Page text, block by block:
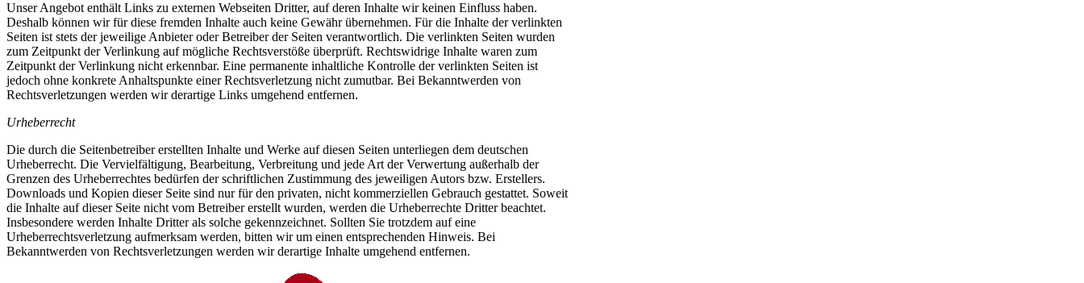
Unser Angebot enthält Links zu externen Webseiten Dritter, auf deren Inhalte wir keinen Einfluss haben.
Deshalb können wir für diese fremden Inhalte auch keine Gewähr übernehmen. Für die Inhalte der verlinkten
Seiten ist stets der jeweilige Anbieter oder Betreiber der Seiten verantwortlich. Die verlinkten Seiten wurden
zum Zeitpunkt der Verlinkung auf mögliche Rechtsverstöße überprüft. Rechtswidrige Inhalte waren zum
Zeitpunkt der Verlinkung nicht erkennbar. Eine permanente inhaltliche Kontrolle der verlinkten Seiten ist
jedoch ohne konkrete Anhaltspunkte einer Rechtsverletzung nicht zumutbar. Bei Bekanntwerden von
Rechtsverletzungen werden wir derartige Links umgehend entfernen.
Urheberrecht
Die durch die Seitenbetreiber erstellten Inhalte und Werke auf diesen Seiten unterliegen dem deutschen
Urheberrecht. Die Vervielfältigung, Bearbeitung, Verbreitung und jede Art der Verwertung außerhalb der
Grenzen des Urheberrechtes bedürfen der schriftlichen Zustimmung des jeweiligen Autors bzw. Erstellers.
Downloads und Kopien dieser Seite sind nur für den privaten, nicht kommerziellen Gebrauch gestattet. Soweit
die Inhalte auf dieser Seite nicht vom Betreiber erstellt wurden, werden die Urheberrechte Dritter beachtet.
Insbesondere werden Inhalte Dritter als solche gekennzeichnet. Sollten Sie trotzdem auf eine
Urheberrechtsverletzung aufmerksam werden, bitten wir um einen entsprechenden Hinweis. Bei
Bekanntwerden von Rechtsverletzungen werden wir derartige Inhalte umgehend entfernen.